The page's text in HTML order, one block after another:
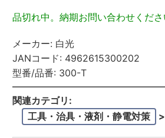
品切れ中。納期お問い合わせくださ
メーカー: 白光
JANコード: 4962615300202
型番/品番: 300-T
関連カテゴリ:
工具・治具・液剤・静電対策
>